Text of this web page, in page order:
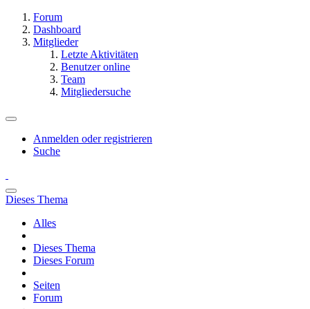
Forum
Dashboard
Mitglieder
Letzte Aktivitäten
Benutzer online
Team
Mitgliedersuche
Anmelden oder registrieren
Suche
Dieses Thema
Alles
Dieses Thema
Dieses Forum
Seiten
Forum